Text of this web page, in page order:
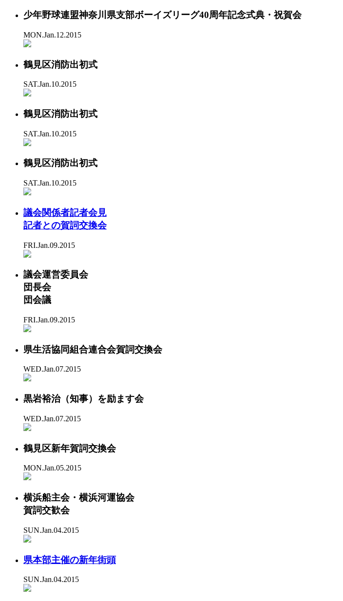
少年野球連盟神奈川県支部ボーイズリーグ40周年記念式典・祝賀会
MON.Jan.12.2015
鶴見区消防出初式
SAT.Jan.10.2015
鶴見区消防出初式
SAT.Jan.10.2015
鶴見区消防出初式
SAT.Jan.10.2015
議会関係者記者会見
記者との賀詞交換会
FRI.Jan.09.2015
議会運営委員会
団長会
団会議
FRI.Jan.09.2015
県生活協同組合連合会賀詞交換会
WED.Jan.07.2015
黒岩裕治（知事）を励ます会
WED.Jan.07.2015
鶴見区新年賀詞交換会
MON.Jan.05.2015
横浜船主会・横浜河運協会
賀詞交歓会
SUN.Jan.04.2015
県本部主催の新年街頭
SUN.Jan.04.2015